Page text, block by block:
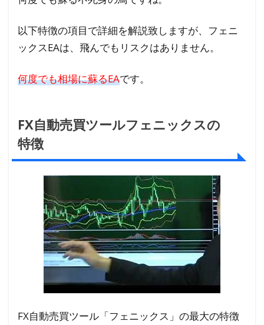
クス
ジッ
ク
証拠
万円
を補
う特
典
フ
以下特徴の項目で詳細を解説致しますが、フェニ
ックスEAは、飛んでもリスクはありません。
何度でも相場に蘇るEAです。
FX自動売買ツールフェニックスの
特徴
FX自動売買ツール「フェニックス」の最大の特徴